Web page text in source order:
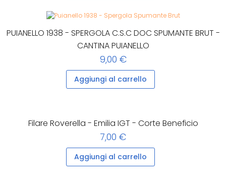
PUIANELLO 1938 - SPERGOLA C.S.C DOC SPUMANTE BRUT -
CANTINA PUIANELLO
9,00 €
Aggiungi al carrello
Filare Roverella - Emilia IGT - Corte Beneficio
7,00 €
Aggiungi al carrello